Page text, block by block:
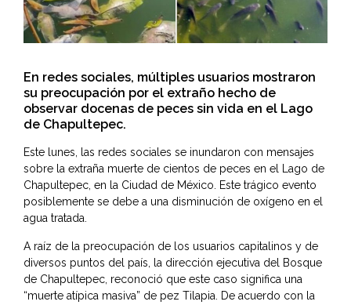
En redes sociales, múltiples usuarios mostraron
su preocupación por el extraño hecho de
observar docenas de peces sin vida en el Lago
de Chapultepec.
Este lunes, las redes sociales se inundaron con mensajes
sobre la extraña muerte de cientos de peces en el Lago de
Chapultepec, en la Ciudad de México. Este trágico evento
posiblemente se debe a una disminución de oxígeno en el
agua tratada.
A raíz de la preocupación de los usuarios capitalinos y de
diversos puntos del país, la dirección ejecutiva del Bosque
de Chapultepec, reconoció que este caso significa una
“muerte atípica masiva” de pez Tilapia. De acuerdo con la